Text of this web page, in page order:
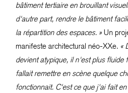
bâtiment tertiaire en brouillant
d'autre part, rendre le bâtiment
la répartition des espaces. »Un
manifeste architectural néo-XXe. «
devient atypique, il n'est plus fluide
fallait remettre en scène quelque
fonctionnait. C'est ce que j'ai fait